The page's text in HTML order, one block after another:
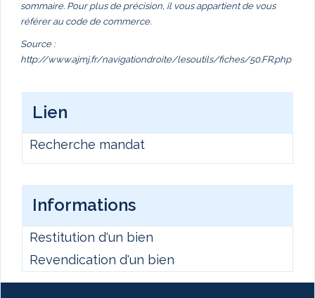
sommaire. Pour plus de précision, il vous appartient de vous
référer au code de commerce.
Source :
http://www.ajmj.fr/navigationdroite/lesoutils/fiches/50.FR.php
Lien
Recherche mandat
Informations
Restitution d'un bien
Revendication d'un bien